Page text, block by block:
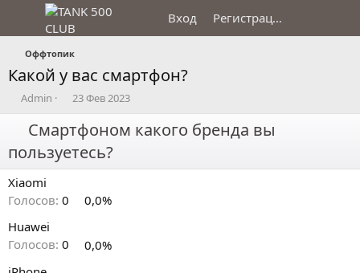
Вход Регистрация
Оффтопик
Какой у вас смартфон?
А
в
р
т
е
м
Admin
Д
а
т
а
н
а
23 Фев 2023
Смартфоном какого бренда вы
пользуетесь?
Xiaomi
Голосов: 0
0,0%
Huawei
Голосов: 0
0,0%